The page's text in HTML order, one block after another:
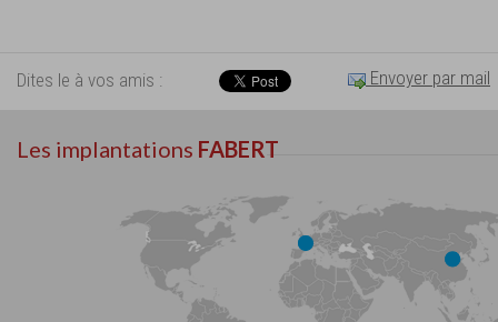
Dites le à vos amis : Envoyer par mail
Les implantations FABERT